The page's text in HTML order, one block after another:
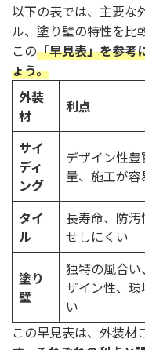
以下の表では、主要な
ル、塗り壁の特性を比
この「早見表」を参考
ょう。
外装
材
利点
サイ
ディ
ング
デザイン性
量、施工が容
タイ
ル
長寿命、防
せしにくい
塗り
壁
独特の風合
ザイン性、環
い
この早見表は、外装材